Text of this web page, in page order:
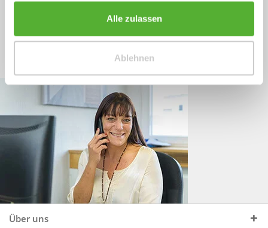
Alle zulassen
Ablehnen
+49 (0)4244 965 34 04
Mo - Do, 09:00 - 16:00 Uhr
und Fr, 09:00 - 13:00 Uhr
Über uns